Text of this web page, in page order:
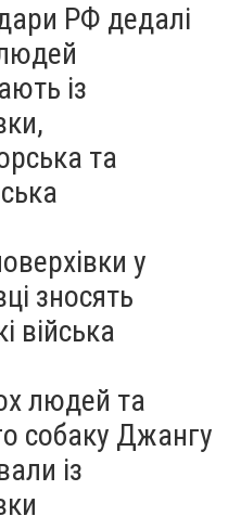
РФ дедалі
із
та
у
зносять
війська
людей та
собаку Джангу
із